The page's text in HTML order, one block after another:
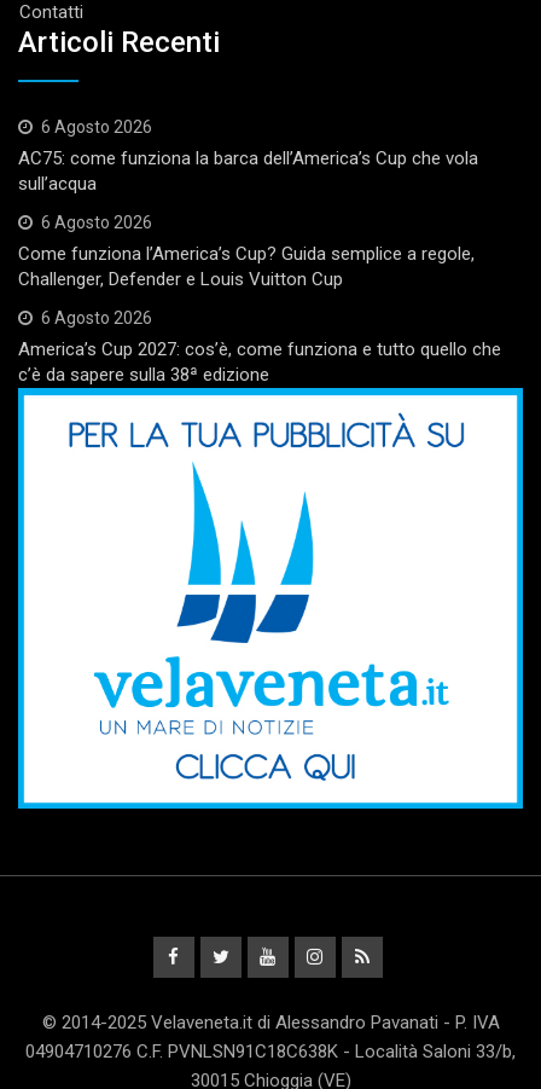
Contatti
Articoli Recenti
6 Agosto 2026
AC75: come funziona la barca dell’America’s Cup che vola
sull’acqua
6 Agosto 2026
Come funziona l’America’s Cup? Guida semplice a regole,
Challenger, Defender e Louis Vuitton Cup
6 Agosto 2026
America’s Cup 2027: cos’è, come funziona e tutto quello che
c’è da sapere sulla 38ª edizione
© 2014-2025 Velaveneta.it di Alessandro Pavanati - P. IVA
04904710276 C.F. PVNLSN91C18C638K - Località Saloni 33/b,
30015 Chioggia (VE)